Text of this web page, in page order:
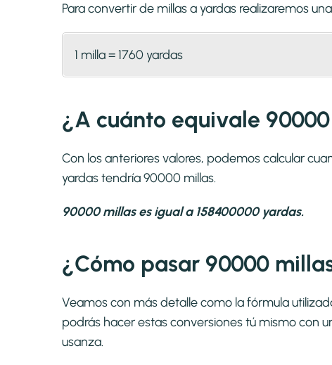
Para convertir de millas a yardas realizaremos
1 milla = 1760 yardas
¿A cuánto equivale
Con los anteriores valores, podemos calcular
yardas tendría 90000 millas.
90000 millas es igual a 158400000 yardas.
¿Cómo pasar 90000
Veamos con más detalle como la fórmula
podrás hacer estas conversiones tú mismo con
usanza.